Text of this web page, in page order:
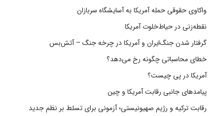
واکاوی حقوقی حمله آمریکا به آسایشگاه سربازان
نقطه‌زنی در حیاط‌خلوت آمریکا
گرفتار شدن جنگ‌ایران و آمریکا در چرخه جنگ – آتش‌بس
خطای محاسباتی چگونه رخ می‌دهد؟
آمریکا در پی چیست؟
پیامدهای جانبی رقابت آمریکا و چین
رقابت ترکیه و رژیم صهیونیستی؛ آزمونی برای تسلط بر نظم جدید